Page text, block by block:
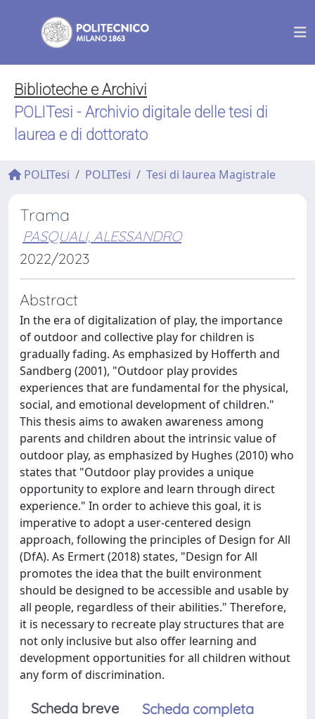
Biblioteche e Archivi
POLITesi - Archivio digitale delle tesi di
laurea e di dottorato
POLITesi POLITesi Tesi di laurea Magistrale
Trama
PASQUALI, ALESSANDRO
2022/2023
Abstract
In the era of digitalization of play, the importance
of outdoor and collective play for children is
gradually fading. As emphasized by Hofferth and
Sandberg (2001), "Outdoor play provides
experiences that are fundamental for the physical,
social, and emotional development of children."
This thesis aims to awaken awareness among
parents and children about the intrinsic value of
outdoor play, as emphasized by Hughes (2010) who
states that "Outdoor play provides a unique
opportunity to explore and learn through direct
experience." In order to achieve this goal, it is
imperative to adopt a user-centered design
approach, following the principles of Design for All
(DfA). As Ermert (2018) states, "Design for All
promotes the idea that the built environment
should be designed to be accessible and usable by
all people, regardless of their abilities." Therefore,
it is necessary to recreate play structures that are
not only inclusive but also offer learning and
development opportunities for all children without
any form of discrimination.
Scheda breve Scheda completa